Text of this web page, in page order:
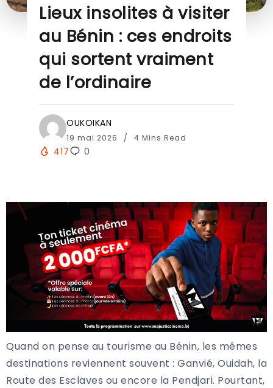
Lieux insolites à visiter
au Bénin : ces endroits
qui sortent vraiment
de l’ordinaire
OUKOIKAN
19 mai 2026 4 Mins Read
417 0
Quand on pense au tourisme au Bénin, les mêmes
destinations reviennent souvent : Ganvié, Ouidah, la
Route des Esclaves ou encore la Pendjari. Pourtant,